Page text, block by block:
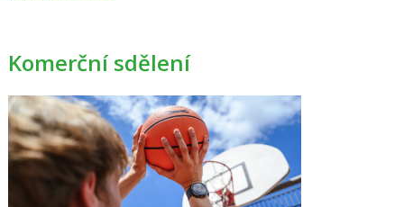
Komerční sdělení